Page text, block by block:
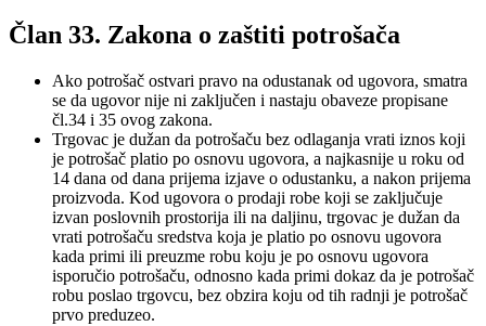
Član 33. Zakona o zaštiti potrošača
Ako potrošač ostvari pravo na odustanak od ugovora, smatra
se da ugovor nije ni zaključen i nastaju obaveze propisane
čl.34 i 35 ovog zakona.
Trgovac je dužan da potrošaču bez odlaganja vrati iznos koji
je potrošač platio po osnovu ugovora, a najkasnije u roku od
14 dana od dana prijema izjave o odustanku, a nakon prijema
proizvoda. Kod ugovora o prodaji robe koji se zaključuje
izvan poslovnih prostorija ili na daljinu, trgovac je dužan da
vrati potrošaču sredstva koja je platio po osnovu ugovora
kada primi ili preuzme robu koju je po osnovu ugovora
isporučio potrošaču, odnosno kada primi dokaz da je potrošač
robu poslao trgovcu, bez obzira koju od tih radnji je potrošač
prvo preduzeo.